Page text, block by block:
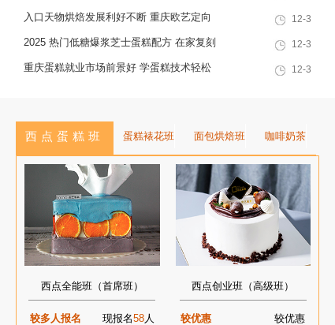
你在家做出软韧拉丝面包
入口天物烘焙发展利好不断 重庆欧艺定向
培养专业人才赋能行业
12-3
2025 热门低糖爆浆芝士蛋糕配方 在家复刻
网红甜品教程
12-3
重庆蛋糕就业市场前景好 学蛋糕技术轻松
12-3
西点蛋糕班 蛋糕裱花班 面包烘焙班 咖啡奶茶
西点全能班（首席班）
较多人报名 现报名58人
西点创业班（高级班）
较优惠 较优惠